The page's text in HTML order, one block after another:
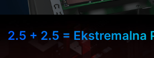
2.5 + 2.5 = Ekstremalna